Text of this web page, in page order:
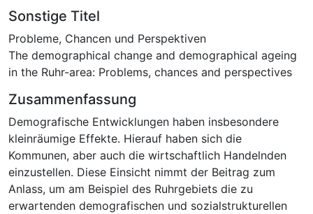
Sonstige Titel
Probleme, Chancen und Perspektiven
The demographical change and demographical ageing
in the Ruhr-area: Problems, chances and perspectives
Zusammenfassung
Demografische Entwicklungen haben insbesondere
kleinräumige Effekte. Hierauf haben sich die
Kommunen, aber auch die wirtschaftlich Handelnden
einzustellen. Diese Einsicht nimmt der Beitrag zum
Anlass, um am Beispiel des Ruhrgebiets die zu
erwartenden demografischen und sozialstrukturellen